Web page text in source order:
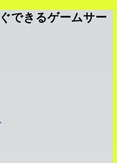
できるゲームサー